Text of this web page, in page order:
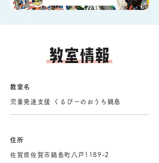
教室名
児童発達支援 くるびーのおうち鍋島
住所
佐賀県佐賀市鍋島町八戸1189-2